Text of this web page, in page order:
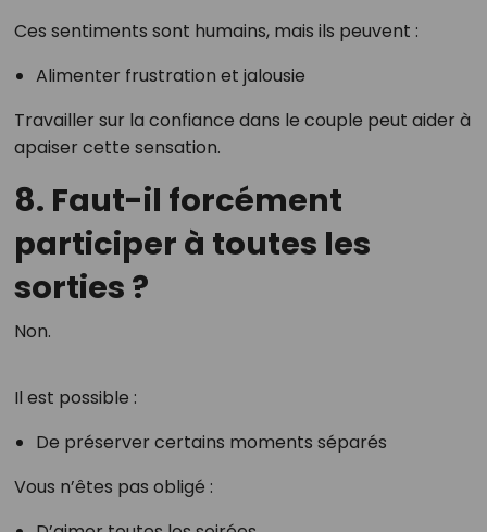
Ces sentiments sont humains, mais ils peuvent :
Alimenter frustration et jalousie
Travailler sur la confiance dans le couple peut aider à
apaiser cette sensation.
8. Faut-il forcément
participer à toutes les
sorties ?
Non.
Il est possible :
De préserver certains moments séparés
Vous n’êtes pas obligé :